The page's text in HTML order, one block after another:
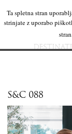
S&C 088
Ta spletna stran
strinjate z uporabo